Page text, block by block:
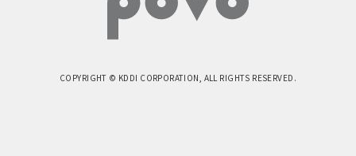
COPYRIGHT © KDDI CORPORATION, ALL RIGHTS RESERVED.